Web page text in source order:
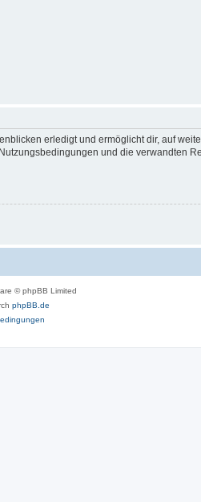
erledigt und ermöglicht dir, auf
und die verwandten
© phpBB Limited
phpBB.de